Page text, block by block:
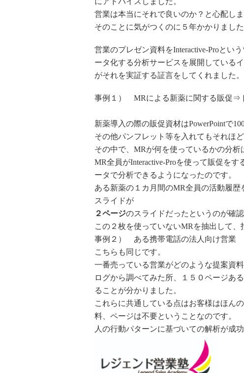
営業は本当にそれで良いのか？と心配し
そのことに気がつくのに５年かかりました
営業のプレゼン資料をInteractive-Proとい
ータ化する分析サービスを展開している
がそれを実証する証言をしてくれました。
事例１） MRによる新薬に関する販促⇒
新薬導入の際の販促資材はPowerPointで
その他パンフレット等を入れてもそれほど
その中で、 MRが何を使っているかの分析
MR全員がInteractive-Proを使って販促をす
ータで分析できるようになったのです。
ある新薬の１カ月間のMR全員の活動履
スライドが
２ページのスライ ドだったというのが確
この２枚を使っていないMRを抽出して、
事例２） ある携帯電話の法人向け営業
こちらも同じです。
一番売っている営業がどのような提案資
ログから調べてみた所、１５０ページある
ることが分かりました。
これらに共通している点はお客様はほん
料、ページは不要ということなのです。
人の行動パターンに基づいての解析が成